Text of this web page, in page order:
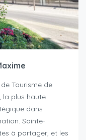
Tourisme de
la plus haute
dans
Sainte-
à partager, et les